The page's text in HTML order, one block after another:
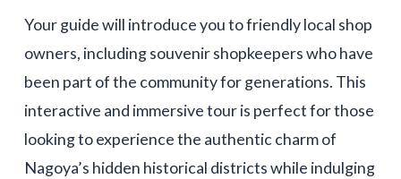
Your guide will introduce you to friendly local shop
owners, including souvenir shopkeepers who have
been part of the community for generations. This
interactive and immersive tour is perfect for those
looking to experience the authentic charm of
Nagoya’s hidden historical districts while indulging